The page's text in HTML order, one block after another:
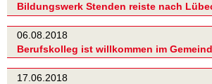
Bildungswerk Stenden reiste nach
06.08.2018
Berufskolleg ist willkommen im
17.06.2018